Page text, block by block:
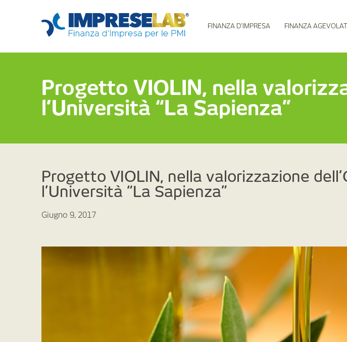
FINANZA D’IMPRESA FINANZA
Progetto VIOLIN, nella
l’Università “La Sapienza”
Progetto VIOLIN, nella valorizzazione
l’Università “La Sapienza”
Giugno 9, 2017